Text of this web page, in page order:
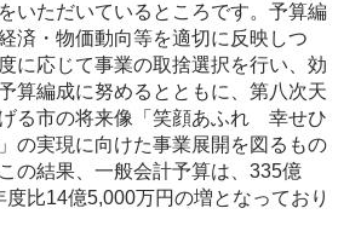
いただいているところです。予算編
済・物価動向等を適切に反映しつ
に応じて事業の取捨選択を行い、効
算編成に努めるとともに、第八次天
る市の将来像「笑顔あふれ 幸せひ
の実現に向けた事業展開を図るもの
の結果、一般会計予算は、335億
比14億5,000万円の増となっており